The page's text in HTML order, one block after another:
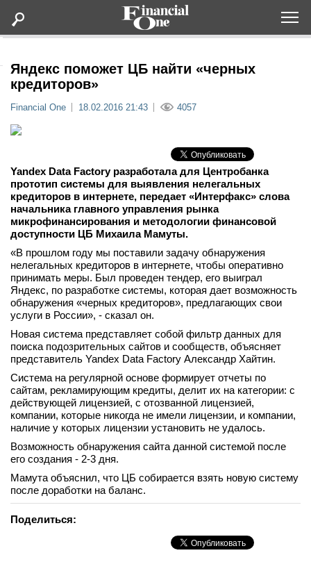
Статьи
Lifestyle
Мероприятия
Новости
Интервью
телеграм
Стать автором
Вход
Яндекс поможет ЦБ найти «черных
кредиторов»
Financial One 18.02.2016 21:43 4057
Yandex Data Factory разработала для Центробанка
прототип системы для выявления нелегальных
кредиторов в интернете, передает «Интерфакс» слова
начальника главного управления рынка
микрофинансирования и методологии финансовой
доступности ЦБ Михаила Мамуты.
«В прошлом году мы поставили задачу обнаружения
нелегальных кредиторов в интернете, чтобы оперативно
принимать меры. Был проведен тендер, его выиграл
Яндекс, по разработке системы, которая дает возможность
обнаружения «черных кредиторов», предлагающих свои
услуги в России», - сказал он.
Новая система представляет собой фильтр данных для
поиска подозрительных сайтов и сообществ, объясняет
представитель Yandex Data Factory Александр Хайтин.
Система на регулярной основе формирует отчеты по
сайтам, рекламирующим кредиты, делит их на категории: с
действующей лицензией, с отозванной лицензией,
компании, которые никогда не имели лицензии, и компании,
наличие у которых лицензии установить не удалось.
Возможность обнаружения сайта данной системой после
его создания - 2-3 дня.
Мамута объяснил, что ЦБ собирается взять новую систему
после доработки на баланс.
Поделиться: